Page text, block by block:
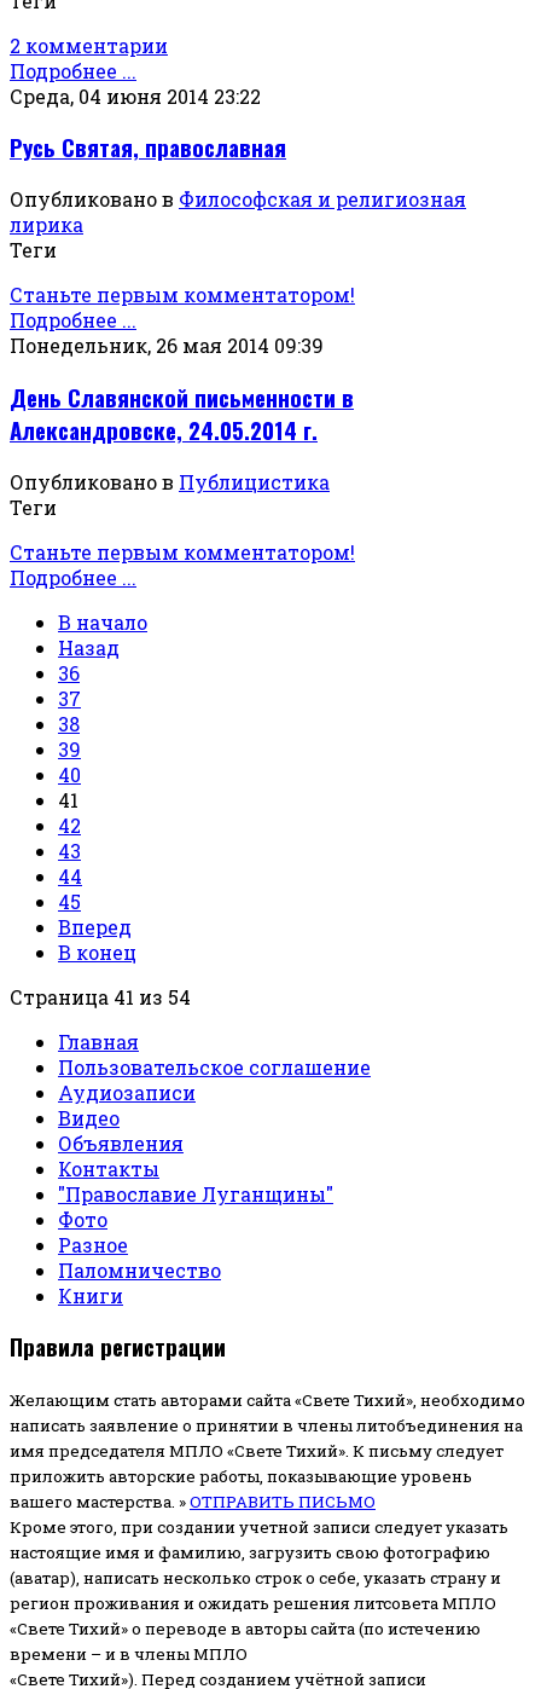
2 комментарии
Подробнее ...
Среда, 04 июня 2014 23:22
Русь Святая, православная
Опубликовано в Философская и религиозная
лирика
Теги
Станьте первым комментатором!
Подробнее ...
Понедельник, 26 мая 2014 09:39
День Славянской письменности в
Александровске, 24.05.2014 г.
Опубликовано в Публицистика
Теги
Станьте первым комментатором!
Подробнее ...
В начало
Назад
36
37
38
39
40
41
42
43
44
45
Вперед
В конец
Страница 41 из 54
Главная
Пользовательское соглашение
Аудиозаписи
Видео
Объявления
Контакты
"Православие Луганщины"
Фото
Разное
Паломничество
Книги
Правила регистрации
Желающим стать авторами сайта «Свете Тихий», необходимо
написать заявление о принятии в члены литобъединения на
имя председателя МПЛО «Свете Тихий». К письму следует
приложить авторские работы, показывающие уровень
вашего мастерства. »ОТПРАВИТЬ ПИСЬМО
Кроме этого, при создании учетной записи следует указать
настоящие имя и фамилию, загрузить свою фотографию
(аватар), написать несколько строк о себе, указать страну и
регион проживания и ожидать решения литсовета МПЛО
«Свете Тихий» о переводе в авторы сайта (по истечению
времени – и в члены МПЛО
«Свете Тихий»). Перед созданием учётной записи